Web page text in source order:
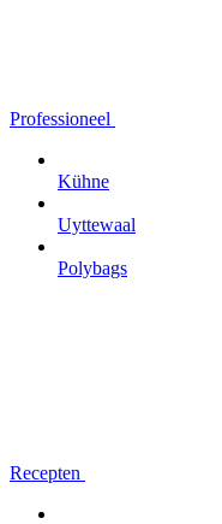
Professioneel
Kühne
Uyttewaal
Polybags
Recepten